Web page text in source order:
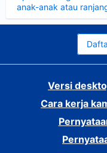
anak-anak atau
Versi
Cara kerja